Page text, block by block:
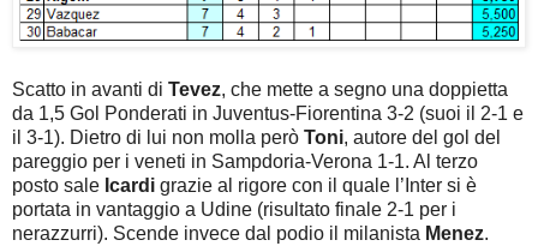
Scatto in avanti di Tevez, che mette a segno una doppietta
da 1,5 Gol Ponderati in Juventus-Fiorentina 3-2 (suoi il 2-1 e
il 3-1). Dietro di lui non molla però Toni, autore del gol del
pareggio per i veneti in Sampdoria-Verona 1-1. Al terzo
posto sale Icardi grazie al rigore con il quale l’Inter si è
portata in vantaggio a Udine (risultato finale 2-1 per i
nerazzurri). Scende invece dal podio il milanista Menez.